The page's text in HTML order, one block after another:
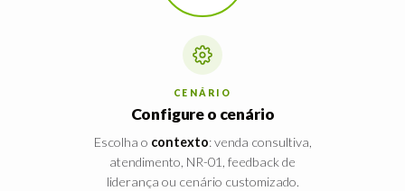
CENÁRIO
Configure o cenário
Escolha o contexto: venda consultiva,
atendimento, NR-01, feedback de
liderança ou cenário customizado.